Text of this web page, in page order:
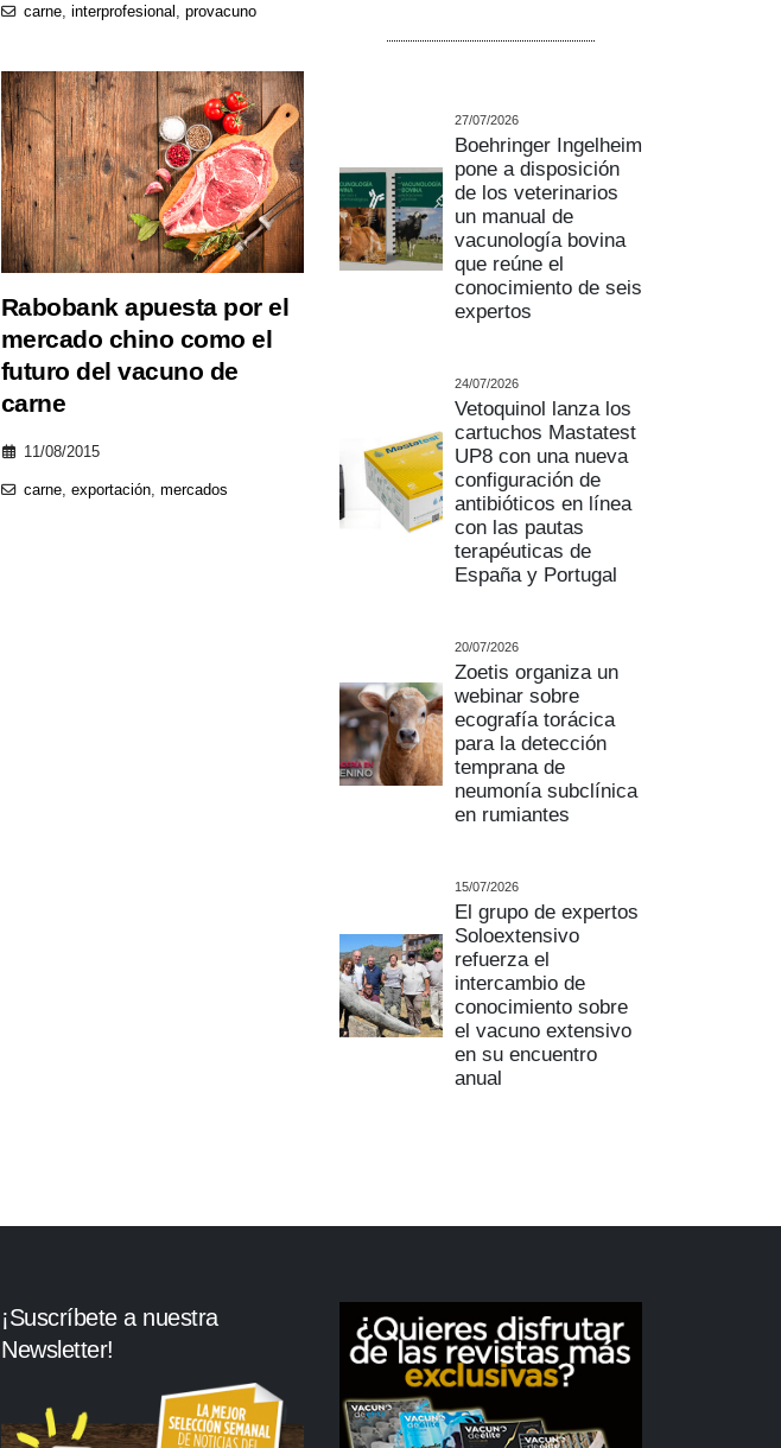
carne, interprofesional , provacuno
Rabobank apuesta por el
mercado chino como el
futuro del vacuno de
carne
11/08/2015
carne, exportación, mercados
27/07/2026
Boehringer Ingelheim
pone a disposición
de los veterinarios
un manual de
vacunología bovina
que reúne el
conocimiento de seis
expertos
24/07/2026
Vetoquinol lanza los
cartuchos Mastatest
UP8 con una nueva
configuración de
antibióticos en línea
con las pautas
terapéuticas de
España y Portugal
20/07/2026
Zoetis organiza un
webinar sobre
ecografía torácica
para la detección
temprana de
neumonía subclínica
en rumiantes
15/07/2026
El grupo de expertos
Soloextensivo
refuerza el
intercambio de
conocimiento sobre
el vacuno extensivo
en su encuentro
anual
¡Suscríbete a nuestra
Newsletter!